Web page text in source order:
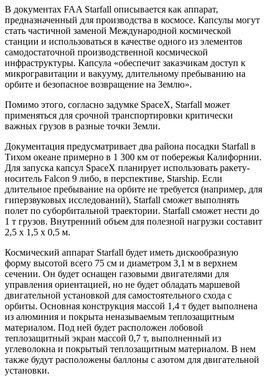
В документах FAA Starfall описывается как аппарат,
предназначенный для производства в космосе. Капсулы могут
стать частичной заменой Международной космической
станции и использоваться в качестве одного из элементов
самодостаточной производственной космической
инфраструктуры. Капсула «обеспечит заказчикам доступ к
микрогравитации и вакууму, длительному пребыванию на
орбите и безопасное возвращение на Землю».
Помимо этого, согласно задумке SpaceX, Starfall может
применяться для срочной транспортировки критически
важных грузов в разные точки Земли.
Документация предусматривает два района посадки Starfall в
Тихом океане примерно в 1 300 км от побережья Калифорнии.
Для запуска капсул SpaceX планирует использовать ракету-
носитель Falcon 9 либо, в перспективе, Starship. Если
длительное пребывание на орбите не требуется (например, для
гиперзвуковых исследований), Starfall сможет выполнять
полет по суборбитальной траектории. Starfall сможет нести до
1 т грузов. Внутренний объем для полезной нагрузки составит
2,5 х 1,5 х 0,5 м.
Космический аппарат Starfall будет иметь дискообразную
форму высотой всего 75 см и диаметром 3,1 м в верхнем
сечении. Он будет оснащен газовыми двигателями для
управления ориентацией, но не будет обладать маршевой
двигательной установкой для самостоятельного схода с
орбиты. Основная конструкция массой 1,4 т будет выполнена
из алюминия и покрыта неназываемым теплозащитным
материалом. Под ней будет расположен лобовой
теплозащитный экран массой 0,7 т, выполненный из
углеволокна и покрытый теплозащитным материалом. В нем
также будут расположены баллоны с азотом для двигательной
установки.